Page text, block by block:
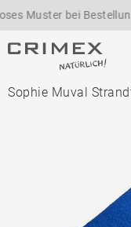
bei Bestellung
Sophie Muval